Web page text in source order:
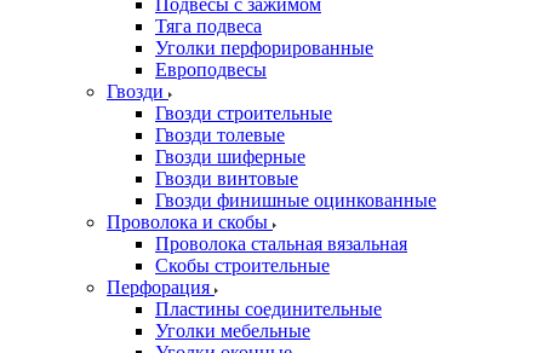
Подвесы с зажимом
Тяга подвеса
Уголки перфорированные
Европодвесы
Гвозди
Гвозди строительные
Гвозди толевые
Гвозди шиферные
Гвозди винтовые
Гвозди финишные оцинкованные
Проволока и скобы
Проволока стальная вязальная
Скобы строительные
Перфорация
Пластины соединительные
Уголки мебельные